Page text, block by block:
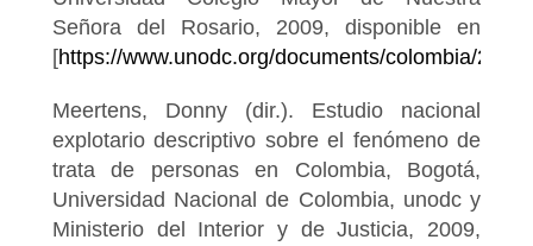
Señora del Rosario, 2009, disponible en
[https://www.unodc.org/documents/colombia/
Meertens, Donny (dir.). Estudio nacional
explotario descriptivo sobre el fenómeno de
trata de personas en Colombia, Bogotá,
Universidad Nacional de Colombia, unodc y
Ministerio del Interior y de Justicia, 2009,